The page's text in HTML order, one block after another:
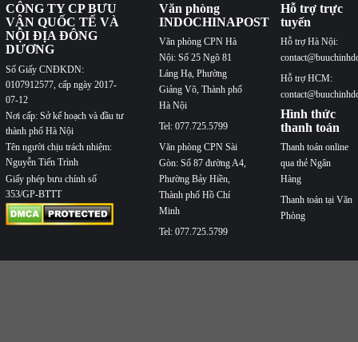
CÔNG TY CP BƯU
VẬN QUỐC TẾ VÀ
NỘI ĐỊA ĐÔNG
DƯƠNG
Số Giấy CNĐKDN:
0107912577, cấp ngày 2017-
07-12
Nơi cấp: Sở kế hoạch và đầu tư
thành phố Hà Nội
Tên người chịu trách nhiệm:
Nguyễn Tiến Trình
Giấy phép bưu chính số
353/GP-BTTT
Văn phòng
INDOCHINAPOST
Văn phòng CPN Hà
Nội: Số 25 Ngõ 81
Láng Hạ, Phường
Giảng Võ, Thành phố
Hà Nội
Tel: 077.725.5799
Văn phòng CPN Sài
Gòn: Số 87 đường A4,
Phường Bảy Hiền,
Thành phố Hồ Chí
Minh
Tel: 077.725.5799
Hỗ trợ trực
tuyến
Hỗ trợ Hà Nội:
Hỗ trợ HCM:
Hình thức
thanh toán
Thanh toán online
qua thẻ Ngân
Hàng
Thanh toán tại Văn
Phòng